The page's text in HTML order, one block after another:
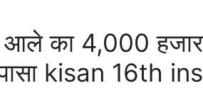
आले का 4,000
kisan 16th